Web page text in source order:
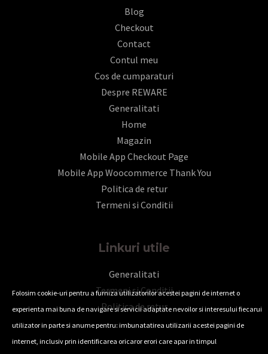
Blog
Checkout
Contact
Contul meu
Cos de cumparaturi
Despre REWARE
Generalitati
Home
Magazin
Mobile App Checkout Page
Mobile App Woocommerce Thank You
Politica de retur
Termeni si Conditii
Linkuri utile
Generalitati
Termeni si Conditii
Politica de retur
Folosim cookie-uri pentru a furniza utilizatorilor acestei pagini de internet o
experienta mai buna de navigare si servicii adaptate nevoilor si interesului fiecarui
utilizator in parte si anume pentru: imbunatatirea utilizarii acestei pagini de
internet, inclusiv prin identificarea oricaror erori care apar in timpul